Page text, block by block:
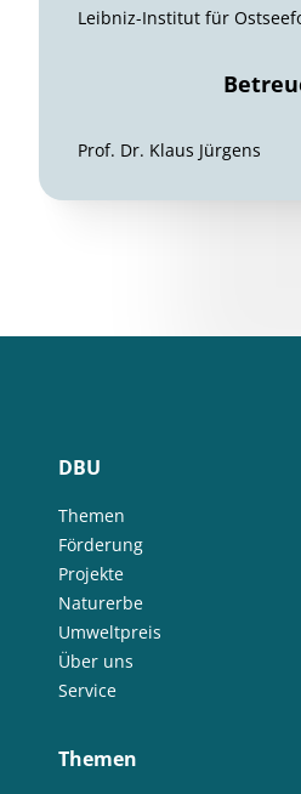
Leibniz-Institut für
Prof. Dr. Klaus Jürgens
DBU
Themen
Förderung
Projekte
Naturerbe
Umweltpreis
Über uns
Service
Themen